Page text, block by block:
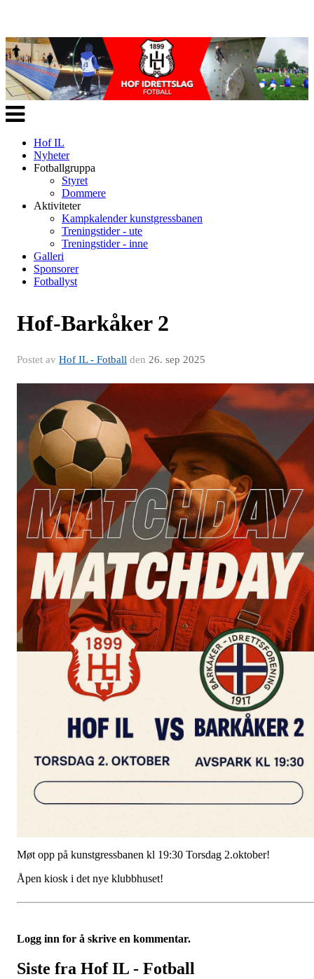
Veksle
navigasjon
Hof IL
Nyheter
Fotballgruppa
Styret
Dommere
Aktiviteter
Kampkalender kunstgressbanen
Treningstider - ute
Treningstider - inne
Galleri
Sponsorer
Fotballyst
Hof-Barkåker 2
Postet av Hof IL - Fotball den 26. sep 2025
Møt opp på kunstgressbanen kl 19:30 Torsdag 2.oktober!
Åpen kiosk i det nye klubbhuset!
Logg inn for å skrive en kommentar.
Siste fra Hof IL - Fotball